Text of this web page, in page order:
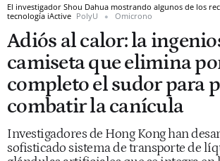
El investigador Shou Dahua mostrando algunos de los
tecnología iActive PolyU Omicrono
Adiós al calor: la
camiseta que elimina
completo el sudor para
combatir la canícula
Investigadores de Hong Kong han
sofisticado sistema de transporte de